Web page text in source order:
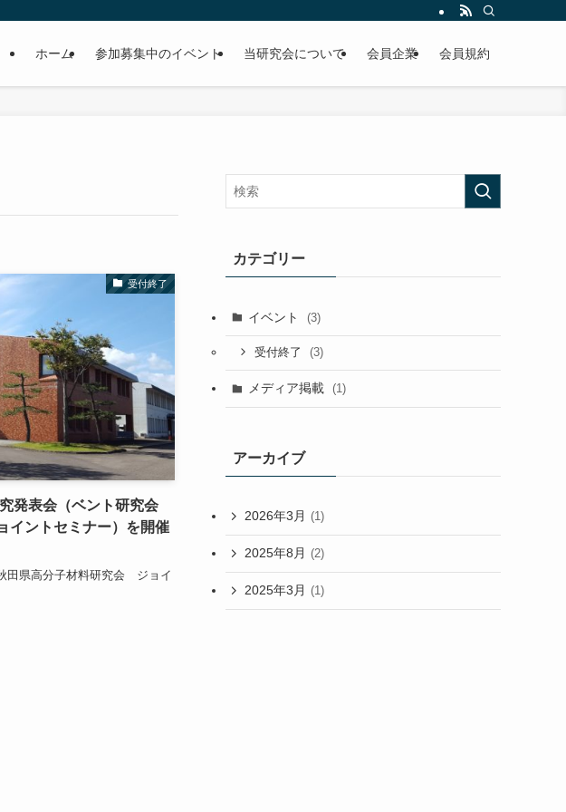
ホーム 参加募集中のイベント 当研究会について 会員企業 会員規約
受付終了
究発表会（ベント研究会
ントセミナー）を開催
田県高分子材料研究会 ジョイ
カテゴリー
イベント (3)
受付終了 (3)
メディア掲載 (1)
アーカイブ
2026年3月 (1)
2025年8月 (2)
2025年3月 (1)